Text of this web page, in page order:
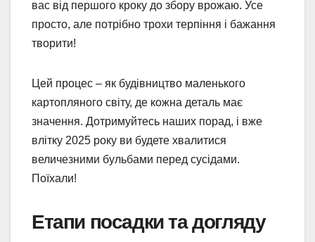
вас від першого кроку до збору врожаю. Усе
просто, але потрібно трохи терпіння і бажання
творити!
Цей процес – як будівництво маленького
картопляного світу, де кожна деталь має
значення. Дотримуйтесь наших порад, і вже
влітку 2025 року ви будете хвалитися
величезними бульбами перед сусідами.
Поїхали!
Етапи посадки та догляду